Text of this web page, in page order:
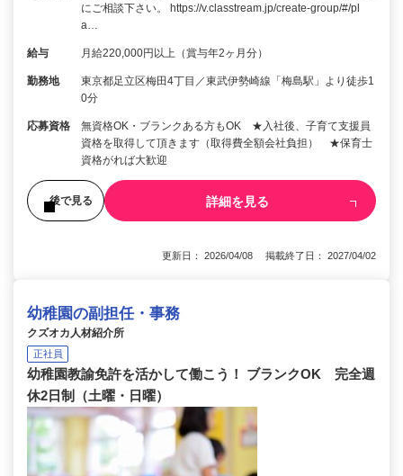
にご相談下さい。 https://v.classtream.jp/create-group/#/pl
a…
給与 月給220,000円以上（賞与年2ヶ月分）
勤務地
東京都足立区梅田4丁目／東武伊勢崎線「梅島駅」より徒歩1
0分
応募資格
無資格OK・ブランクある方もOK ★入社後、子育て支援員
資格を取得して頂きます（取得費全額会社負担） ★保育士
資格がれば大歓迎
後で見る 詳細を見る
更新日： 2026/04/08 掲載終了日： 2027/04/02
幼稚園の副担任・事務
クズオカ人材紹介所
正社員
幼稚園教諭免許を活かして働こう！ ブランクOK 完全週
休2日制（土曜・日曜）